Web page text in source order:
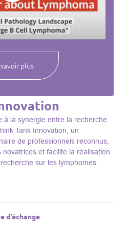
précédentes et joignez-vous
et des maladies
plus
à la synergie entre la recherche
Tank Innovation, un
de professionnels reconnus,
novatrices et facilite la réalisation
sur les lymphomes.
façonne des initiatives de
promeut l’unité parmi les
d'échange